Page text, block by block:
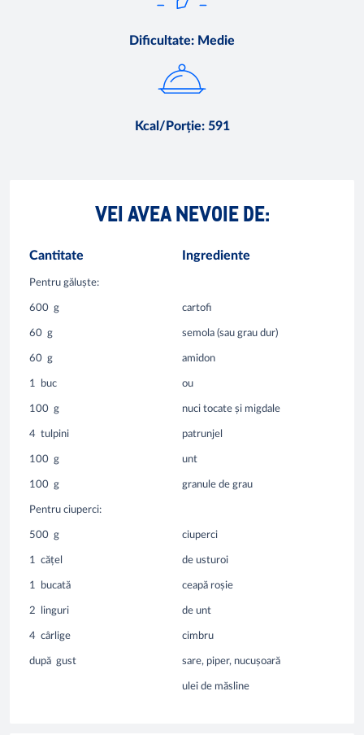
Dificultate: Medie
Kcal/Porție: 591
VEI AVEA NEVOIE DE:
Cantitate Ingrediente
Pentru găluște:
600 g cartofi
60 g semola (sau grau dur)
60 g amidon
1 buc ou
100 g nuci tocate și migdale
4 tulpini patrunjel
100 g unt
100 g granule de grau
Pentru ciuperci:
500 g ciuperci
1 cățel de usturoi
1 bucată ceapă roșie
2 linguri de unt
4 cârlige cimbru
după gust sare, piper, nucușoară
ulei de măsline